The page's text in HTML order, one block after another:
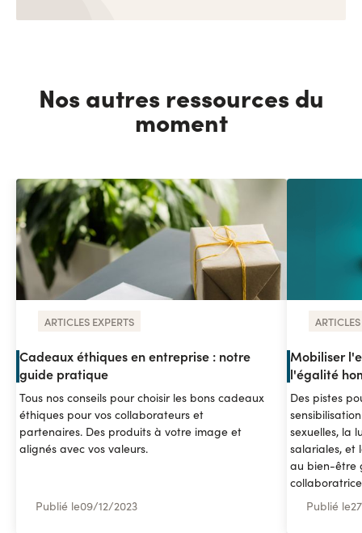
Nos autres ressources du
moment
ARTICLES EXPERTS
Cadeaux éthiques en entreprise : notre
guide pratique
Tous nos conseils pour choisir les bons cadeaux
éthiques pour vos collaborateurs et
partenaires. Des produits à votre image et
alignés avec vos valeurs.
Publié le09/12/2023
Mobiliser
l'égalité
Des pistes
sexuelles, la
salariales, et
au bien-être
Publié le27